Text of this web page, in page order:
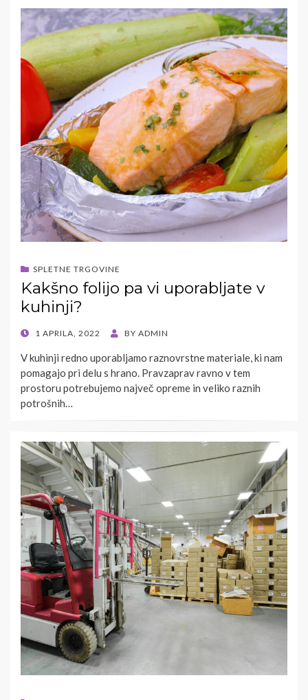
SPLETNE TRGOVINE
Kakšno folijo pa vi uporabljate v
kuhinji?
POSTED
1 APRILA, 2022 BY ADMIN
V kuhinji redno uporabljamo raznovrstne materiale, ki nam
pomagajo pri delu s hrano. Pravzaprav ravno v tem
prostoru potrebujemo največ opreme in veliko raznih
potrošnih…